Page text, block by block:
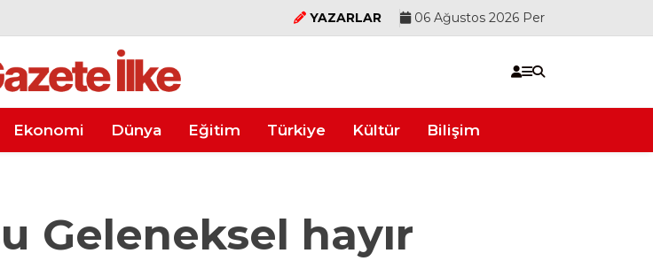
YAZARLAR 06 Ağustos 2026 Per
Ekonomi Dünya Eğitim Türkiye Kültür Bilişim
Geleneksel hayır